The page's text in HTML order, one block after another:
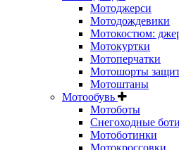
Мотоджерси
Мотодождевики
Мотокостюм:
Мотокуртки
Мотоперчатки
Мотошорты
Мотоштаны
Мотообувь
Мотоботы
Снегоходные
Мотоботинки
Мотокроссовки